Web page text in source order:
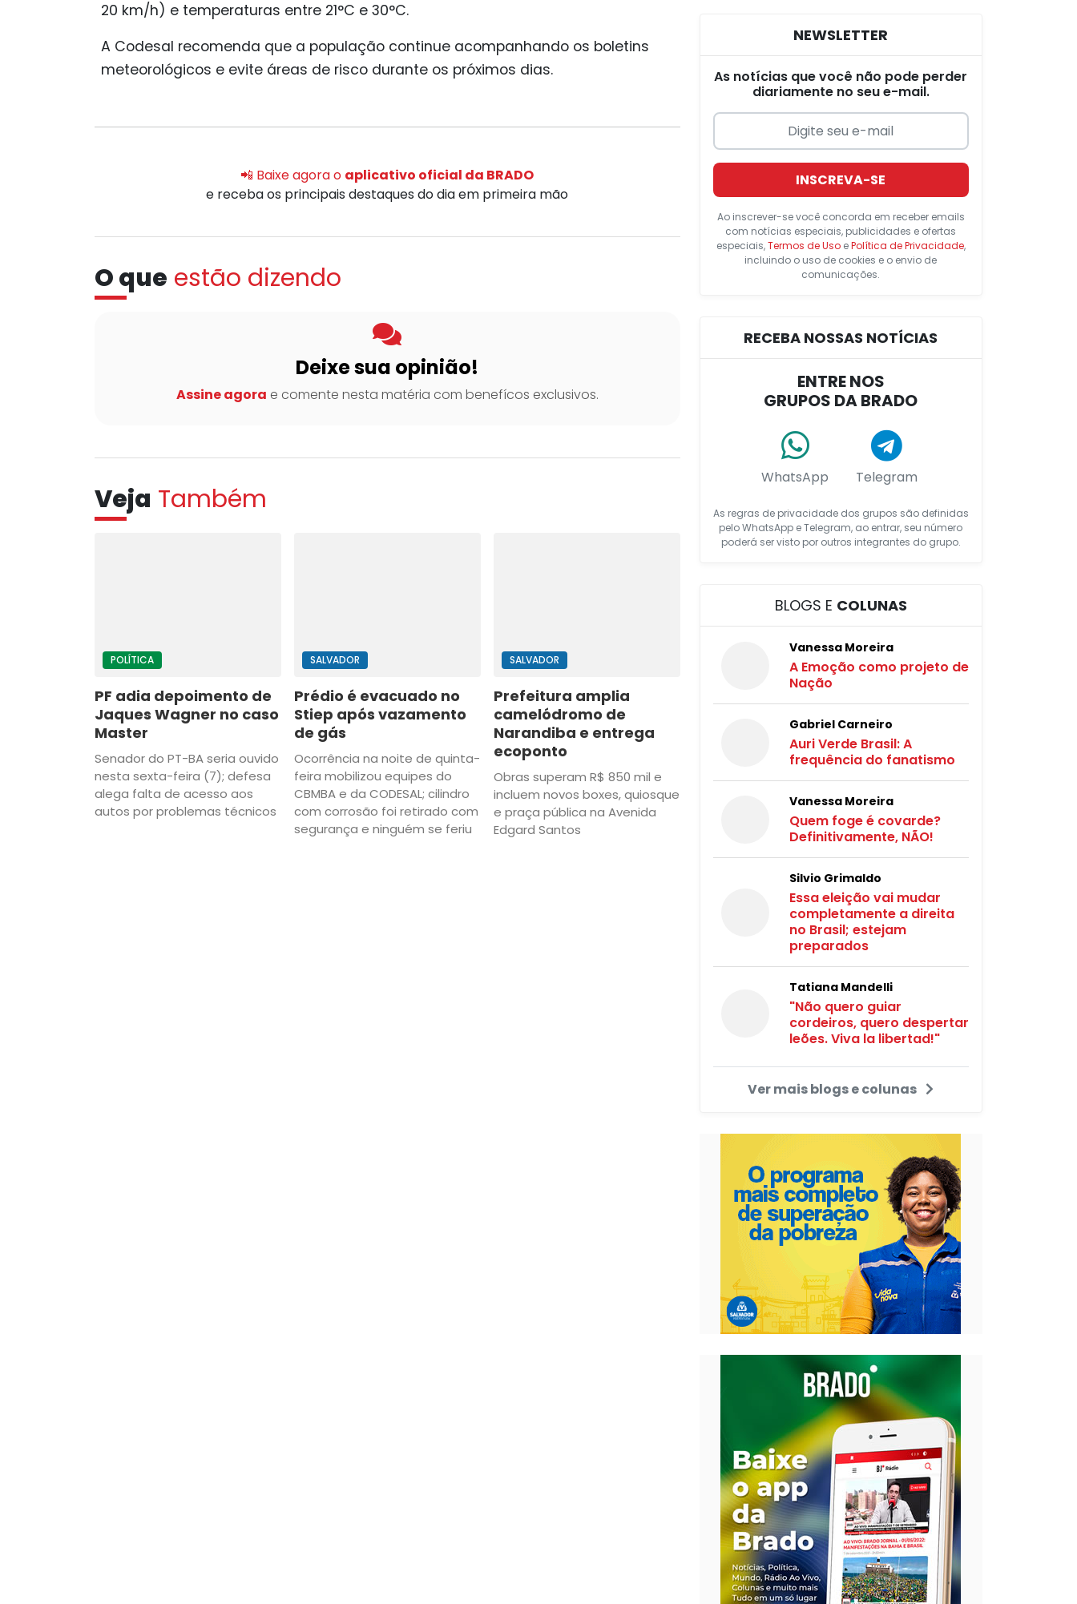
20 km/h) e temperaturas entre 21°C e 30°C.
A Codesal recomenda que a população continue acompanhando os boletins
meteorológicos e evite áreas de risco durante os próximos dias.
📲 Baixe agora o aplicativo oficial da BRADO
e receba os principais destaques do dia em primeira mão
O que estão dizendo
Deixe sua opinião!
Assine agora e comente nesta matéria com benefícos exclusivos.
Veja Também
POLÍTICA
PF adia depoimento de
Jaques Wagner no caso
Master
Senador do PT-BA seria ouvido
nesta sexta-feira (7); defesa
alega falta de acesso aos
autos por problemas técnicos
SALVADOR
Prédio é evacuado no
Stiep após vazamento
de gás
Ocorrência na noite de quinta-
feira mobilizou equipes do
CBMBA e da CODESAL; cilindro
com corrosão foi retirado com
segurança e ninguém se feriu
SALVADOR
Prefeitura amplia
camelódromo de
Narandiba e entrega
ecoponto
Obras superam R$ 850 mil e
incluem novos boxes, quiosque
e praça pública na Avenida
Edgard Santos
NEWSLETTER
As notícias que você não pode perder
diariamente no seu e-mail.
INSCREVA-SE
Ao inscrever-se você concorda em receber emails
com notícias especiais, publicidades e ofertas
especiais,Termos de UsoePolítica de Privacidade,
incluindo o uso de cookies e o envio de
comunicações.
RECEBA NOSSAS NOTÍCIAS
ENTRE NOS
GRUPOS DA BRADO
WhatsApp Telegram
As regras de privacidade dos grupos são definidas
pelo WhatsApp e Telegram, ao entrar, seu número
poderá ser visto por outros integrantes do grupo.
BLOGS E COLUNAS
Vanessa Moreira
A Emoção como projeto de
Nação
Gabriel Carneiro
Auri Verde Brasil: A
frequência do fanatismo
Vanessa Moreira
Quem foge é covarde?
Definitivamente, NÃO!
Silvio Grimaldo
Essa eleição vai mudar
completamente a direita
no Brasil; estejam
preparados
Tatiana Mandelli
"Não quero guiar
cordeiros, quero despertar
leões. Viva la libertad!"
Ver mais blogs e colunas